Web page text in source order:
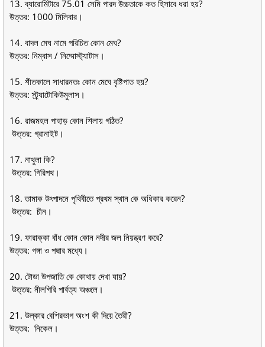
13. ব্যারােমিটারে 75.01 সেমি পারদ উচ্চতাকে কত হিসাবে ধরা হয়?
উত্তর: 1000 মিলিবার।
14. বাদল মেঘ নামে পরিচিত কোন মেঘ?
উত্তর: নিম্বাস / নিম্মােস্ট্যাটাস।
15. শীতকালে সাধারনতঃ কোন মেঘে বৃষ্টিপাত হয়?
উত্তর: স্ট্র্যাটোকিউমুলাস।
16. রাজমহল পাহাড় কোন শিলায় গঠিত?
উত্তর: গ্রানাইট।
17. নাথুলা কি?
উত্তর: গিরিপথ।
18. তামাক উৎপাদনে পৃথিবীতে প্রথম স্থান কে অধিকার করেন?
উত্তর: চীন।
19. ফারাক্কা বাঁধ কোন কোন নদীর জল নিয়ন্ত্রণ করে?
উত্তর: গঙ্গা ও পদ্মার মধ্যে।
20. টোডা উপজাতি কে কোথায় দেখা যায়?
উত্তর: নীলগিরি পার্বত্য অঞ্চলে।
21. উল্কার বেশিরভাগ অংশ কী দিয়ে তৈরী?
উত্তর: নিকেল।